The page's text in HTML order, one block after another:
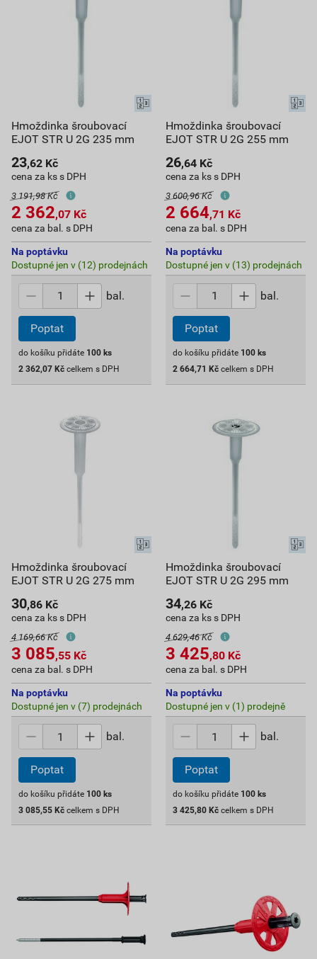
Hmoždinka šroubovací
EJOT STR U 2G 235 mm
23,62 Kč
cena za ks s DPH
3 191,98 Kč
2 362,07 Kč
cena za bal. s DPH
Na poptávku
Dostupné jen v (12) prodejnách
bal.
Poptat
do košíku přidáte 100 ks
2 362,07 Kč celkem s DPH
Hmoždinka šroubovací
EJOT STR U 2G 255 mm
26,64 Kč
cena za ks s DPH
3 600,96 Kč
2 664,71 Kč
cena za bal. s DPH
Na poptávku
Dostupné jen v (13) prodejnách
bal.
Poptat
do košíku přidáte 100 ks
2 664,71 Kč celkem s DPH
Hmoždinka šroubovací
EJOT STR U 2G 275 mm
30,86 Kč
cena za ks s DPH
4 169,66 Kč
3 085,55 Kč
cena za bal. s DPH
Na poptávku
Dostupné jen v (7) prodejnách
bal.
Poptat
do košíku přidáte 100 ks
3 085,55 Kč celkem s DPH
Hmoždinka šroubovací
EJOT STR U 2G 295 mm
34,26 Kč
cena za ks s DPH
4 629,46 Kč
3 425,80 Kč
cena za bal. s DPH
Na poptávku
Dostupné jen v (1) prodejně
bal.
Poptat
do košíku přidáte 100 ks
3 425,80 Kč celkem s DPH